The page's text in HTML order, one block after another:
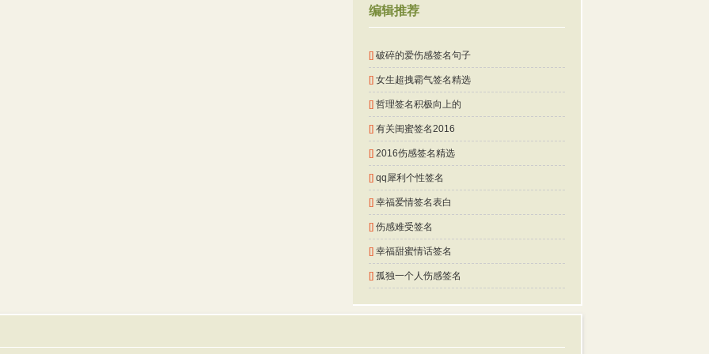
编辑推荐
[] 破碎的爱伤感签名句子
[] 女生超拽霸气签名精选
[] 哲理签名积极向上的
[] 有关闺蜜签名2016
[] 2016伤感签名精选
[] qq犀利个性签名
[] 幸福爱情签名表白
[] 伤感难受签名
[] 幸福甜蜜情话签名
[] 孤独一个人伤感签名